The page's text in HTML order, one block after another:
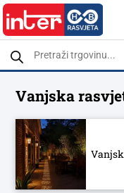
search
Vanjska